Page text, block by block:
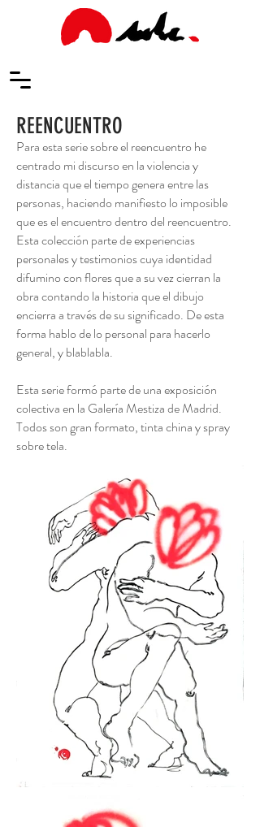
REENCUENTRO
Para esta serie sobre el reencuentro he
centrado mi discurso en la violencia y
distancia que el tiempo genera entre las
personas, haciendo manifiesto lo imposible
que es el encuentro dentro del reencuentro.
Esta colección parte de experiencias
personales y testimonios cuya identidad
difumino con flores que a su vez cierran la
obra contando la historia que el dibujo
encierra a través de su significado. De esta
forma hablo de lo personal para hacerlo
general, y blablabla.
Esta serie formó parte de una exposición
colectiva en la Galería Mestiza de Madrid.
Todos son gran formato, tinta china y spray
sobre tela.